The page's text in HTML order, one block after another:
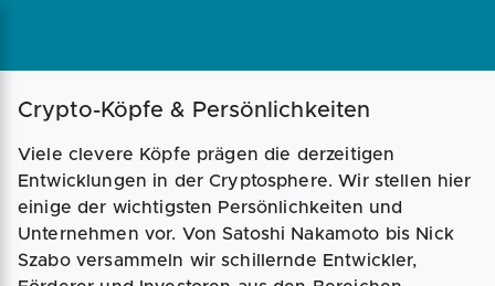
Magazin Businessplan Fördermittel
Angebote
Crypto-Köpfe & Persönlichkeiten
Viele clevere Köpfe prägen die derzeitigen
Entwicklungen in der Cryptosphere. Wir stellen hier
einige der wichtigsten Persönlichkeiten und
Unternehmen vor. Von Satoshi Nakamoto bis Nick
Szabo versammeln wir schillernde Entwickler,